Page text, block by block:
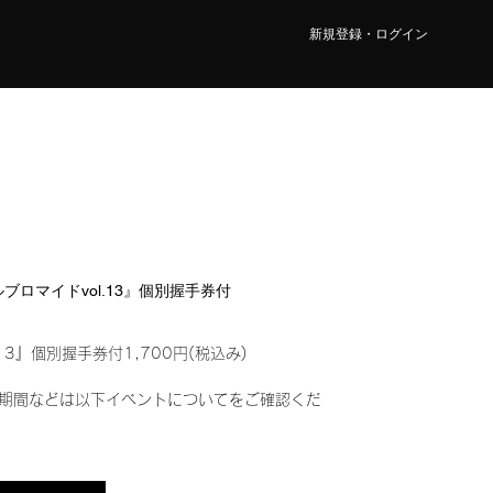
新規登録・ログイン
ロマイドvol.13』個別握手券付
』個別握手券付1,700円(税込み)
間などは以下イベントについてをご確認くだ